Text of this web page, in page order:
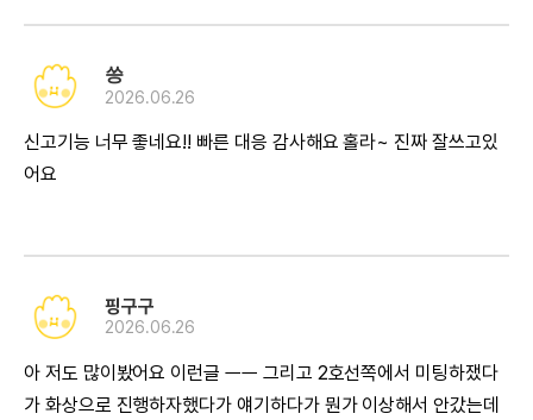
씅
2026.06.26
신고기능 너무 좋네요!! 빠른 대응 감사해요 홀라~ 진짜 잘쓰고있
어요
핑구구
2026.06.26
아 저도 많이봤어요 이런글 ㅡㅡ 그리고 2호선쪽에서 미팅하쟀다
가 화상으로 진행하자했다가 얘기하다가 뭔가 이상해서 안갔는데